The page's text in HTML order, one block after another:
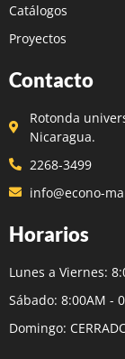
Catálogos
Proyectos
Contacto
Rotonda
Nicaragua.
2268-3499
info@econo-
Horarios
Lunes a Viernes:
Sábado: 8:00AM -
Domingo: